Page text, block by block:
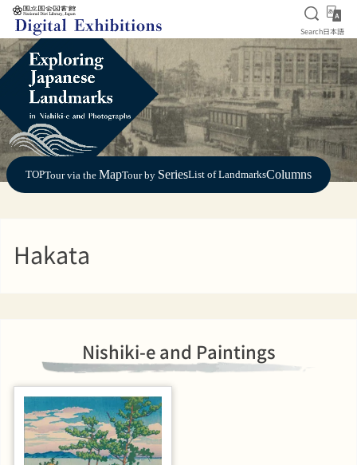
Jump to main content
Open
Search 日
日本語
TOPTour via the MapTour by SeriesList of LandmarksColumns
Hakata
Nishiki-e and Paintings